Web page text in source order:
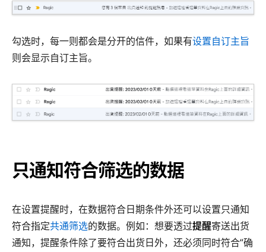
勾选时，每一则都会是分开的信件，如果有设置自订主旨
则会显示自订主旨。
只通知符合筛选的数据
在设置提醒时，在数据符合日期条件外还可以设置只通知
符合指定共通筛选的数据。例如：想要透过提醒寄送出货
通知，提醒条件除了要符合出货日外，还必须同时符合“确